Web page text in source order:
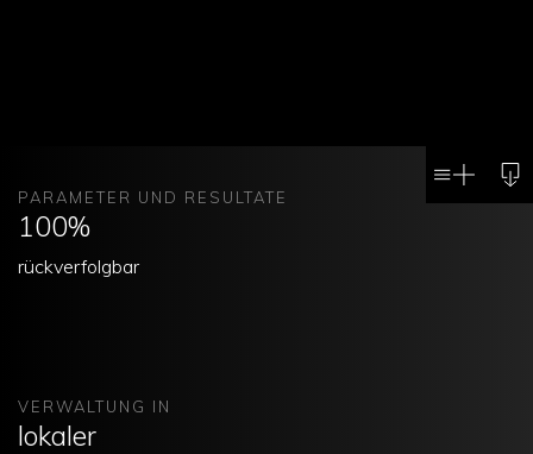
PARAMETER UND RESULTATE
100%
rückverfolgbar
VERWALTUNG IN
lokaler